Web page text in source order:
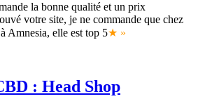
la bonne qualité et un prix
votre site, je ne commande que chez
Amnesia, elle est top 5★ »
: Head Shop